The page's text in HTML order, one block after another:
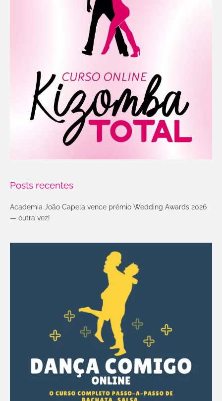
Posts recentes
Academia João Capela vence prémio Wedding Awards 2026
— outra vez!